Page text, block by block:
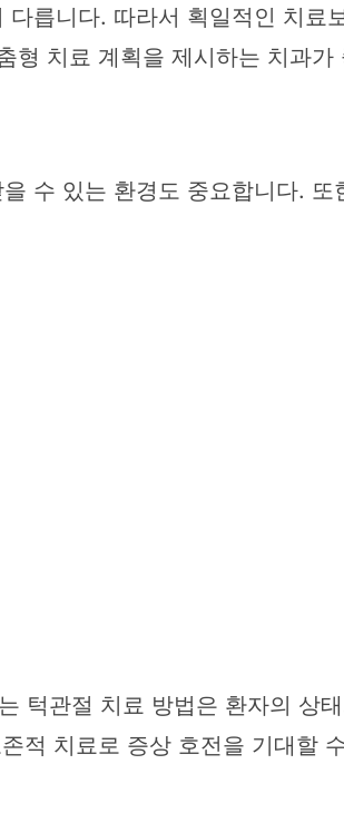
릅니다. 따라서 획일적인 치
형 치료 계획을 제시하는 치과가
수 있는 환경도 중요합니다.
턱관절 치료 방법은 환자의 상
적 치료로 증상 호전을 기대할